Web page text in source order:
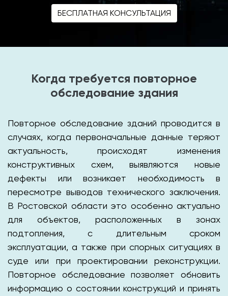
БЕСПЛАТНАЯ КОНСУЛЬТАЦИЯ
Когда требуется повторное
обследование здания
Повторное обследование зданий проводится в
случаях, когда первоначальные данные теряют
актуальность, происходят изменения
конструктивных схем, выявляются новые
дефекты или возникает необходимость в
пересмотре выводов технического заключения.
В Ростовской области это особенно актуально
для объектов, расположенных в зонах
подтопления, с длительным сроком
эксплуатации, а также при спорных ситуациях в
суде или при проектировании реконструкции.
Повторное обследование позволяет обновить
информацию о состоянии конструкций и принять